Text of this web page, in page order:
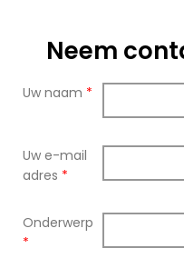
Neem
Uw naam *
Uw e-mail
adres *
Onderwerp
*